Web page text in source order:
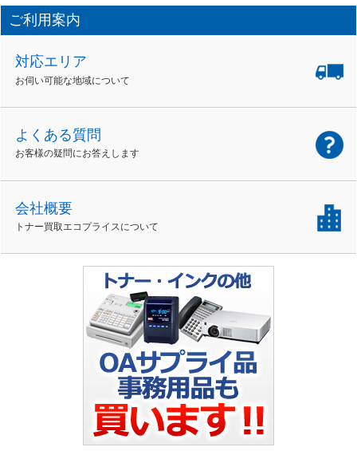
ご利用案内
対応エリア
お伺い可能な地域について
よくある質問
お客様の疑問にお答えします
会社概要
トナー買取エコプライスについて